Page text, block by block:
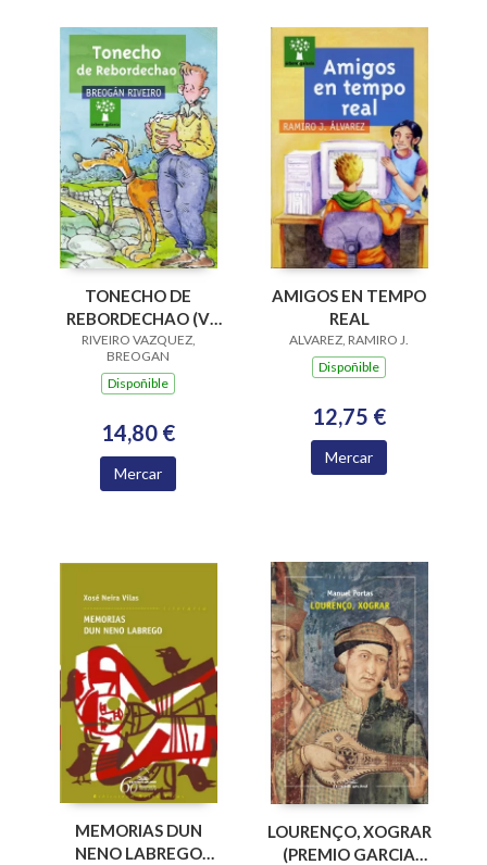
TONECHO DE
REBORDECHAO (V
PREMIO RAIÑA LUPA
2004)
RIVEIRO VAZQUEZ,
BREOGAN
Dispoñible
14,80 €
Mercar
AMIGOS EN TEMPO
REAL
ALVAREZ, RAMIRO J.
Dispoñible
12,75 €
Mercar
MEMORIAS DUN
NENO LABREGO
LOURENÇO, XOGRAR
(PREMIO GARCIA